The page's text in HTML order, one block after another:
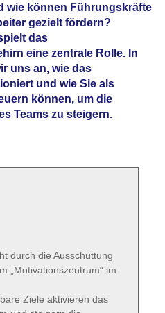
wie können Führungskräfte
gezielt fördern?
das
eine zentrale Rolle. In
uns an, wie das
und wie Sie als
können, um die
Teams zu steigern.
durch die Ausschüttung
„Motivationszentrum“ im
Ziele aktivieren das